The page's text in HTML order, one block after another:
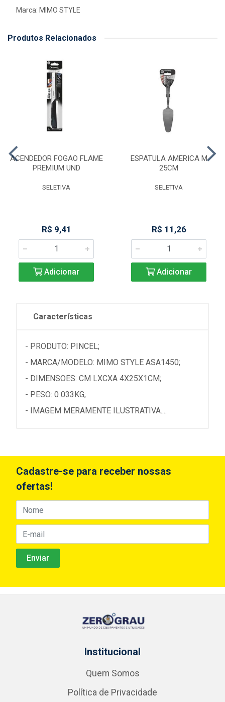
Marca: MIMO STYLE
Produtos Relacionados
ACENDEDOR FOGAO FLAME
PREMIUM UND
SELETIVA
R$ 9,41
Adicionar
ESPATULA AMERICA M
25CM
SELETIVA
R$ 11,26
Adicionar
Características
- PRODUTO: PINCEL;
- MARCA/MODELO: MIMO STYLE ASA1450;
- DIMENSOES: CM LXCXA 4X25X1CM;
- PESO: 0 033KG;
- IMAGEM MERAMENTE ILUSTRATIVA....
Cadastre-se para receber nossas
ofertas!
Institucional
Quem Somos
Política de Privacidade